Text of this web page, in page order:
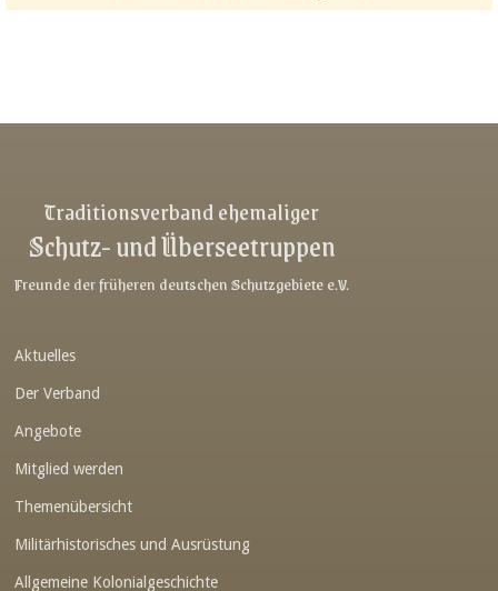
Link-v-z
Link-v-z
Link-v-z
Link-v-z
Link-v-z
Link-v-z
Traditionsverband ehemaliger
Schutz- und Überseetruppen
Freunde der früheren deutschen Schutzgebiete e.V.
Aktuelles
Der Verband
Angebote
Mitglied werden
Themenübersicht
Militärhistorisches und Ausrüstung
Allgemeine Kolonialgeschichte